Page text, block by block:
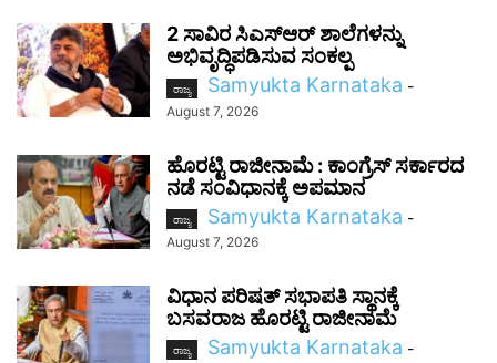
2 ಸಾವಿರ ಸಿಎಸ್‌ಆರ್ ಶಾಲೆಗಳನ್ನು
ಅಭಿವೃದ್ಧಿಪಡಿಸುವ ಸಂಕಲ್ಪ
ರಾಜ್ಯ Samyukta Karnataka -
August 7, 2026
ಹೊರಟ್ಟಿ ರಾಜೀನಾಮೆ : ಕಾಂಗ್ರೆಸ್ ಸರ್ಕಾರದ
ನಡೆ ಸಂವಿಧಾನಕ್ಕೆ ಅಪಮಾನ
ರಾಜ್ಯ Samyukta Karnataka -
August 7, 2026
ವಿಧಾನ ಪರಿಷತ್ ಸಭಾಪತಿ ಸ್ಥಾನಕ್ಕೆ
ಬಸವರಾಜ ಹೊರಟ್ಟಿ ರಾಜೀನಾಮೆ
ರಾಜ್ಯ Samyukta Karnataka -